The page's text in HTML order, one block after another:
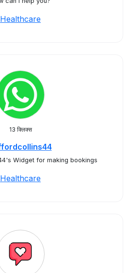
Healthcare
13 क्लिक्स
Widget for making bookings
Healthcare